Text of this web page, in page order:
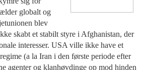
globalt og
blev
skabt et stabilt styre i Afghanistan, der
interesser. USA ville ikke have et
(a la Iran i den første periode efter
agenter og klanhøvdinge op mod hinden